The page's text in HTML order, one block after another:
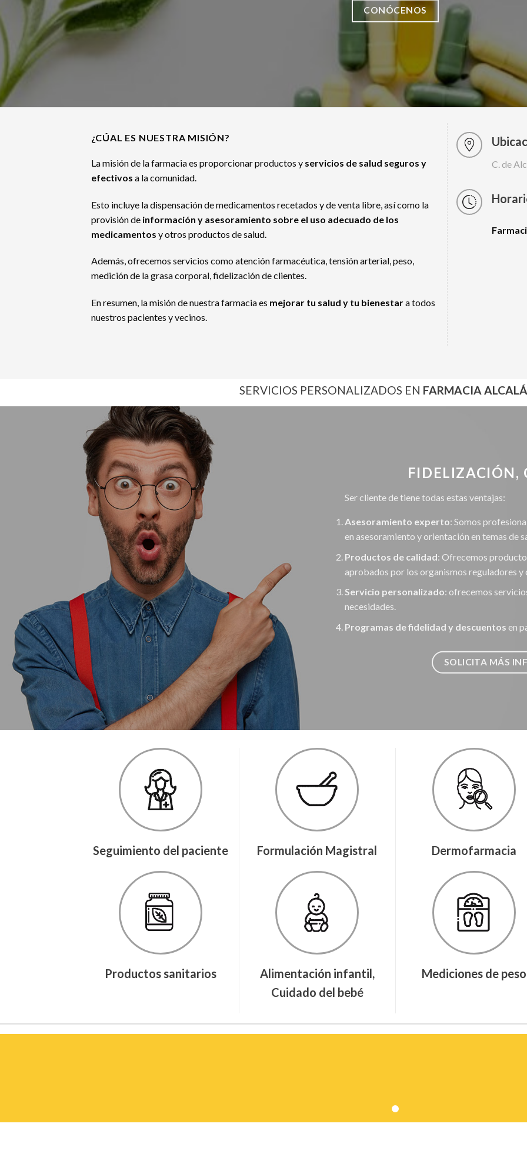
CONÓCENOS
¿CÚAL ES NUESTRA MISIÓN?
La misión de la farmacia es proporcionar productos y servicios de salud seguros y
efectivos a la comunidad.
Esto incluye la dispensación de medicamentos recetados y de venta libre, así como la
provisión de información y asesoramiento sobre el uso adecuado de los
medicamentos y otros productos de salud.
Además, ofrecemos servicios como atención farmacéutica, tensión arterial, peso,
medición de la grasa corporal, fidelización de clientes.
En resumen, la misión de nuestra farmacia es mejorar tu salud y tu bienestara todos
nuestros pacientes y vecinos.
C. de
SERVICIOS PERSONALIZADOS EN FARMACIA
FIDELIZACIÓN,
Ser cliente de tiene todas estas ventajas:
Asesoramiento experto: Somos
en asesoramiento y orientación en temas de
Productos de calidad: Ofrecemos
aprobados por los organismos reguladores y
Servicio personalizado: ofrecemos
necesidades.
Programas de fidelidad y descuentos en
SOLICITA MÁS
Seguimiento del paciente Formulación Magistral Dermofarmacia
Productos sanitarios
Alimentación infantil,
Cuidado del bebé
Mediciones de peso